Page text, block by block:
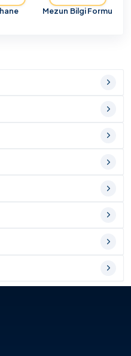
Mezun Bilgi Formu